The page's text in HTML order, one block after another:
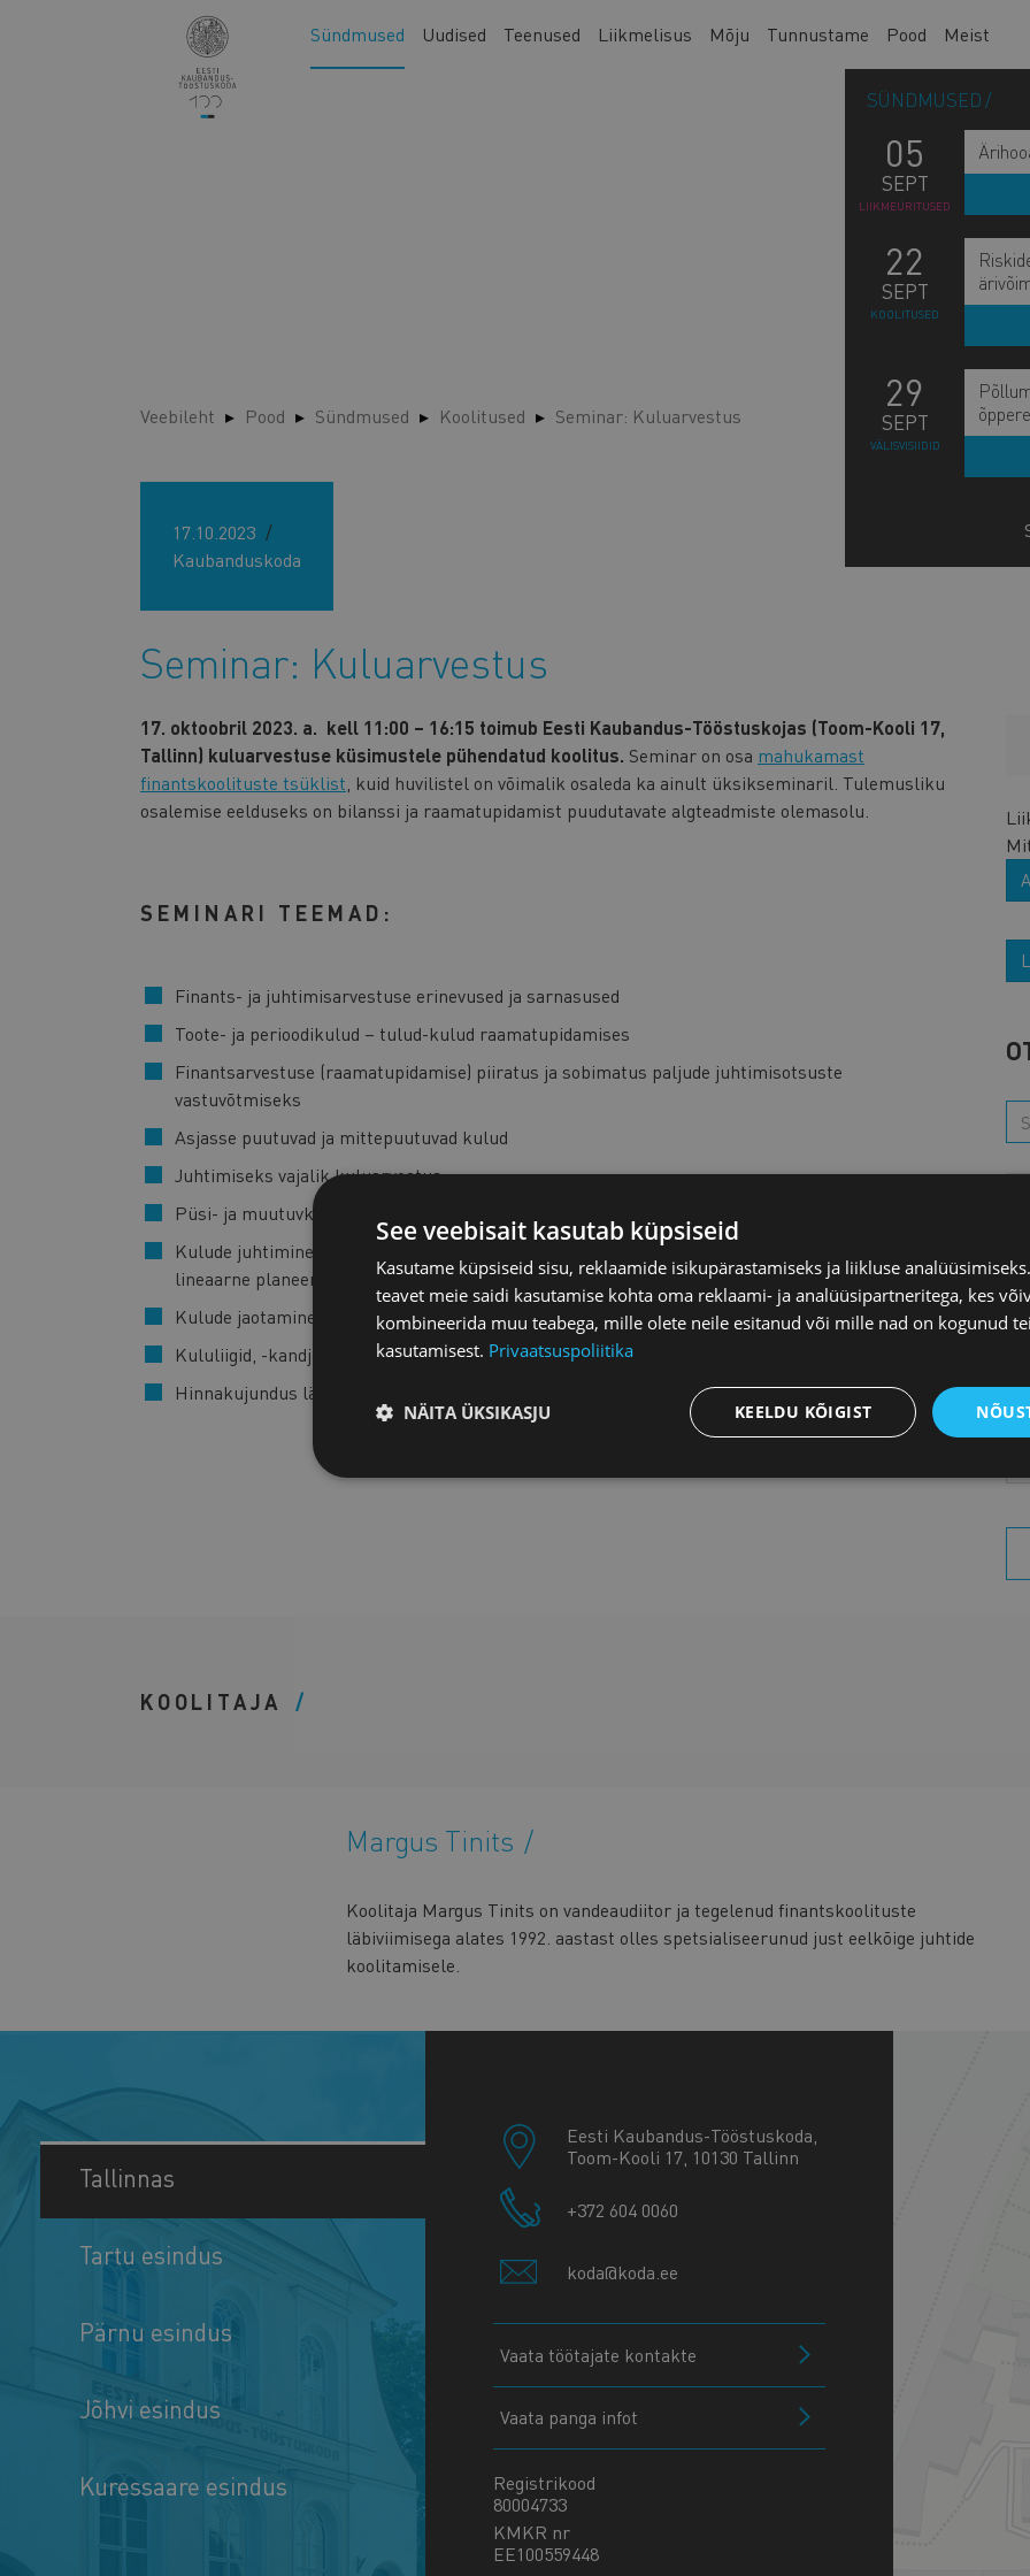
Main
navigation
Sündmused Uudised Teenused Liikmelisus Mõju Tunnustame Pood Meist
SÜNDMUSED
05
SEPT
LIIKMEÜRITUSED
22
SEPT
KOOLITUSED
29
SEPT
VÄLISVISIIDID
Veebileht Pood Sündmused Koolitused Seminar: Kuluarvestus
17.10.2023
Kaubanduskoda
Seminar: Kuluarvestus
17. oktoobril 2023. a. kell 11:00 – 16:15 toimub Eesti Kaubandus-Tööstuskojas (Toom-Kooli 17,
Tallinn) kuluarvestuse küsimustele pühendatud koolitus. Seminar on osa mahukamast
finantskoolituste tsüklist , kuid huvilistel on võimalik osaleda ka ainult üksikseminaril. Tulemusliku
osalemise eelduseks on bilanssi ja raamatupidamist puudutavate algteadmiste olemasolu.
SEMINARI TEEMAD:
Finants- ja juhtimisarvestuse erinevused ja sarnasused
Toote- ja perioodikulud – tulud-kulud raamatupidamises
Finantsarvestuse (raamatupidamise) piiratus ja sobimatus paljude juhtimisotsuste
vastuvõtmiseks
Asjasse puutuvad ja mittepuutuvad kulud
Juhtimiseks vajalik kuluarvestus
Püsi- ja muutuvkulud. Kasumiläve analüüs ühe ja mitme toote korral
Kulude juhtimine piiratud ressursside korral (piirangute teooria, Throughput Accounting,
lineaarne planeerimine ja Excel’i Solver)
Kulude jaotamine toodetele ja teenustele (otse- ja kaudkulud)
Kululiigid, -kandjad ja -kohad. Tegevuspõhine kuluarvestus (ABC süsteem)
Hinnakujundus lähtuvalt kuludest
KOOLITAJA
Margus Tinits
Koolitaja Margus Tinits on vandeaudiitor ja tegelenud finantskoolituste
läbiviimisega alates 1992. aastast olles spetsialiseerunud just eelkõige juhtide
koolitamisele.
Tallinnas
Tartu esindus
Pärnu esindus
Jõhvi esindus
Kuressaare esindus
Eesti Kaubandus-Tööstuskoda,
Toom-Kooli 17, 10130 Tallinn
+372 604 0060
koda@koda.ee
Vaata töötajate kontakte
Vaata panga infot
Registrikood
80004733
KMKR nr
EE100559448
See veebisait kasutab küpsiseid
Kasutame küpsiseid sisu, reklaamide isikupärastamiseks ja liikluse
teavet meie saidi kasutamise kohta oma reklaami- ja analüüsipartneritega, kes
kombineerida muu teabega, mille olete neile esitanud või mille nad on kogunud
kasutamisest. Privaatsuspoliitika
KEELDU KÕIGIST
NÄITA ÜKSIKASJU